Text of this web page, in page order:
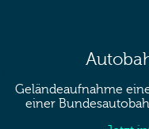
Geländeaufnahme
einer